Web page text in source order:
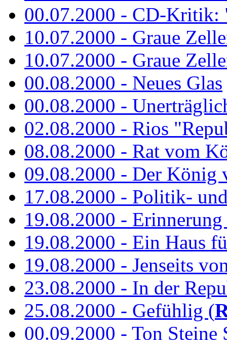
00.07.2000 - CD-Kritik:
10.07.2000 - Graue
10.07.2000 - Graue
00.08.2000 - Neues Glas
00.08.2000 -
02.08.2000 - Rios
08.08.2000 - Rat vom
09.08.2000 - Der König
17.08.2000 - Politik-
19.08.2000 -
19.08.2000 - Ein Haus
19.08.2000 - Jenseits
23.08.2000 - In der
25.08.2000 - Gefühlig (
00.09.2000 - Ton Steine